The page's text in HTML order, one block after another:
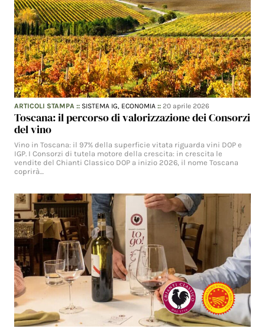
ARTICOLI STAMPA :: SISTEMA IG, ECONOMIA ::20 aprile 2026
Toscana: il percorso di valorizzazione dei Consorzi
del vino
Vino in Toscana: il 97% della superficie vitata riguarda vini DOP e
IGP. I Consorzi di tutela motore della crescita: in crescita le
vendite del Chianti Classico DOP a inizio 2026, il nome Toscana
coprirà…